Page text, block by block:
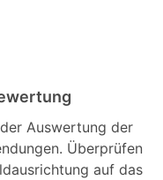
Auswertung der
Überprüfen
auf das